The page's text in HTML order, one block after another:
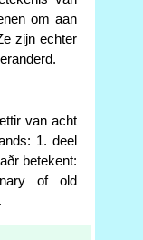
om aan
zijn echter
van acht
1. deel
betekent:
of old